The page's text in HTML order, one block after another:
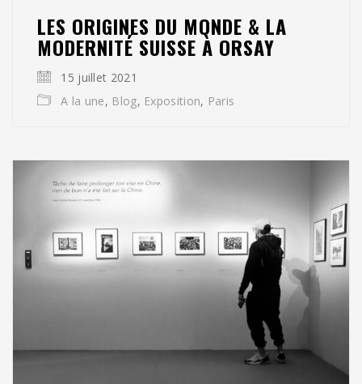
LES ORIGINES DU MONDE & LA
MODERNITÉ SUISSE À ORSAY
15 juillet 2021
A la une, Blog, Exposition, Paris